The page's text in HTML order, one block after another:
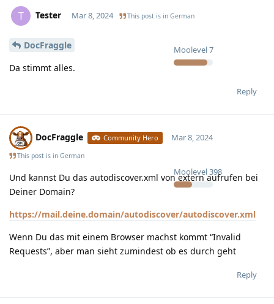
T Tester
Moolevel7
Mar 8, 2024 This post is in German
DocFraggle
Da stimmt alles.
Reply
DocFraggle Community Hero
Moolevel398
Mar 8, 2024
This post is in German
Und kannst Du das autodiscover.xml von extern aufrufen bei
Deiner Domain?
https://mail.deine.domain/autodiscover/autodiscover.xml
Wenn Du das mit einem Browser machst kommt “Invalid
Requests”, aber man sieht zumindest ob es durch geht
Reply